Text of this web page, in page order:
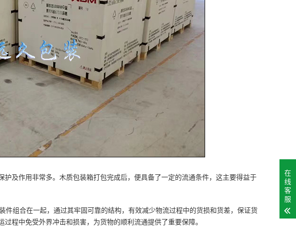
护及作用非常多。木质包装箱打包完成后，便具备了一定的流通条件，这主要得益于
组合在一起，通过其牢固可靠的结构，有效减少物流过程中的货损和货差，保证货
程中免受外界冲击和损害，为货物的顺利流通提供了重要保障。
在
线
客
服